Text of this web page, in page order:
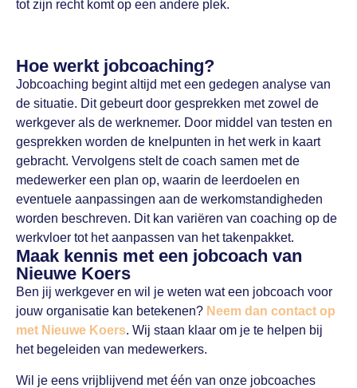
tot zijn recht komt op een andere plek.
Hoe werkt jobcoaching?
Jobcoaching begint altijd met een gedegen analyse van
de situatie. Dit gebeurt door gesprekken met zowel de
werkgever als de werknemer. Door middel van testen en
gesprekken worden de knelpunten in het werk in kaart
gebracht. Vervolgens stelt de coach samen met de
medewerker een plan op, waarin de leerdoelen en
eventuele aanpassingen aan de werkomstandigheden
worden beschreven. Dit kan variëren van coaching op de
werkvloer tot het aanpassen van het takenpakket.
Maak kennis met een jobcoach van
Nieuwe Koers
Ben jij werkgever en wil je weten wat een jobcoach voor
jouw organisatie kan betekenen? Neem dan contact op
met Nieuwe Koers. Wij staan klaar om je te helpen bij
het begeleiden van medewerkers.
Wil je eens vrijblijvend met één van onze jobcoaches